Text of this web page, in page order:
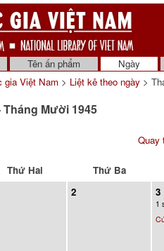
Tên ấn phẩm
Ngày
gia Việt Nam > Liệt kê theo ngày >
Mười 1945
Quay
Thứ Hai
Thứ Ba
2 3
1